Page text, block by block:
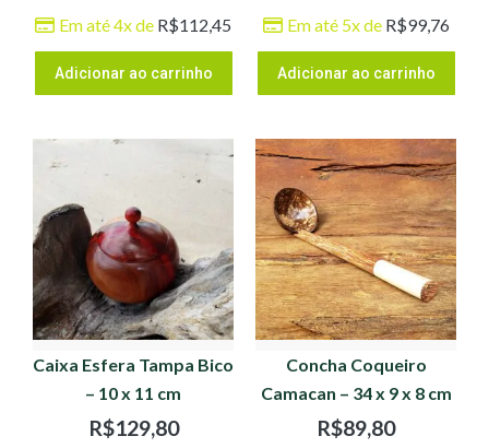
Em até 4x de R$112,45
Adicionar ao carrinho
Em até 5x de R$99,76
Adicionar ao carrinho
Caixa Esfera Tampa Bico
– 10 x 11 cm
R$129,80
Concha Coqueiro
Camacan – 34 x 9 x 8 cm
R$89,80